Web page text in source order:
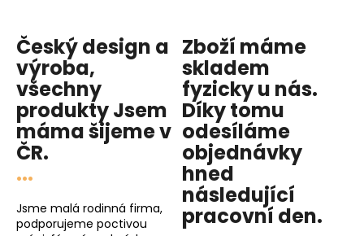
Český design a
výroba,
všechny
produktyJsem
mámašijeme v
ČR.
...
Jsme malá rodinná firma,
podporujeme poctivou
Zboží máme
skladem
fyzicky u nás.
Díky tomu
odesíláme
objednávky
hned
následující
pracovní den.